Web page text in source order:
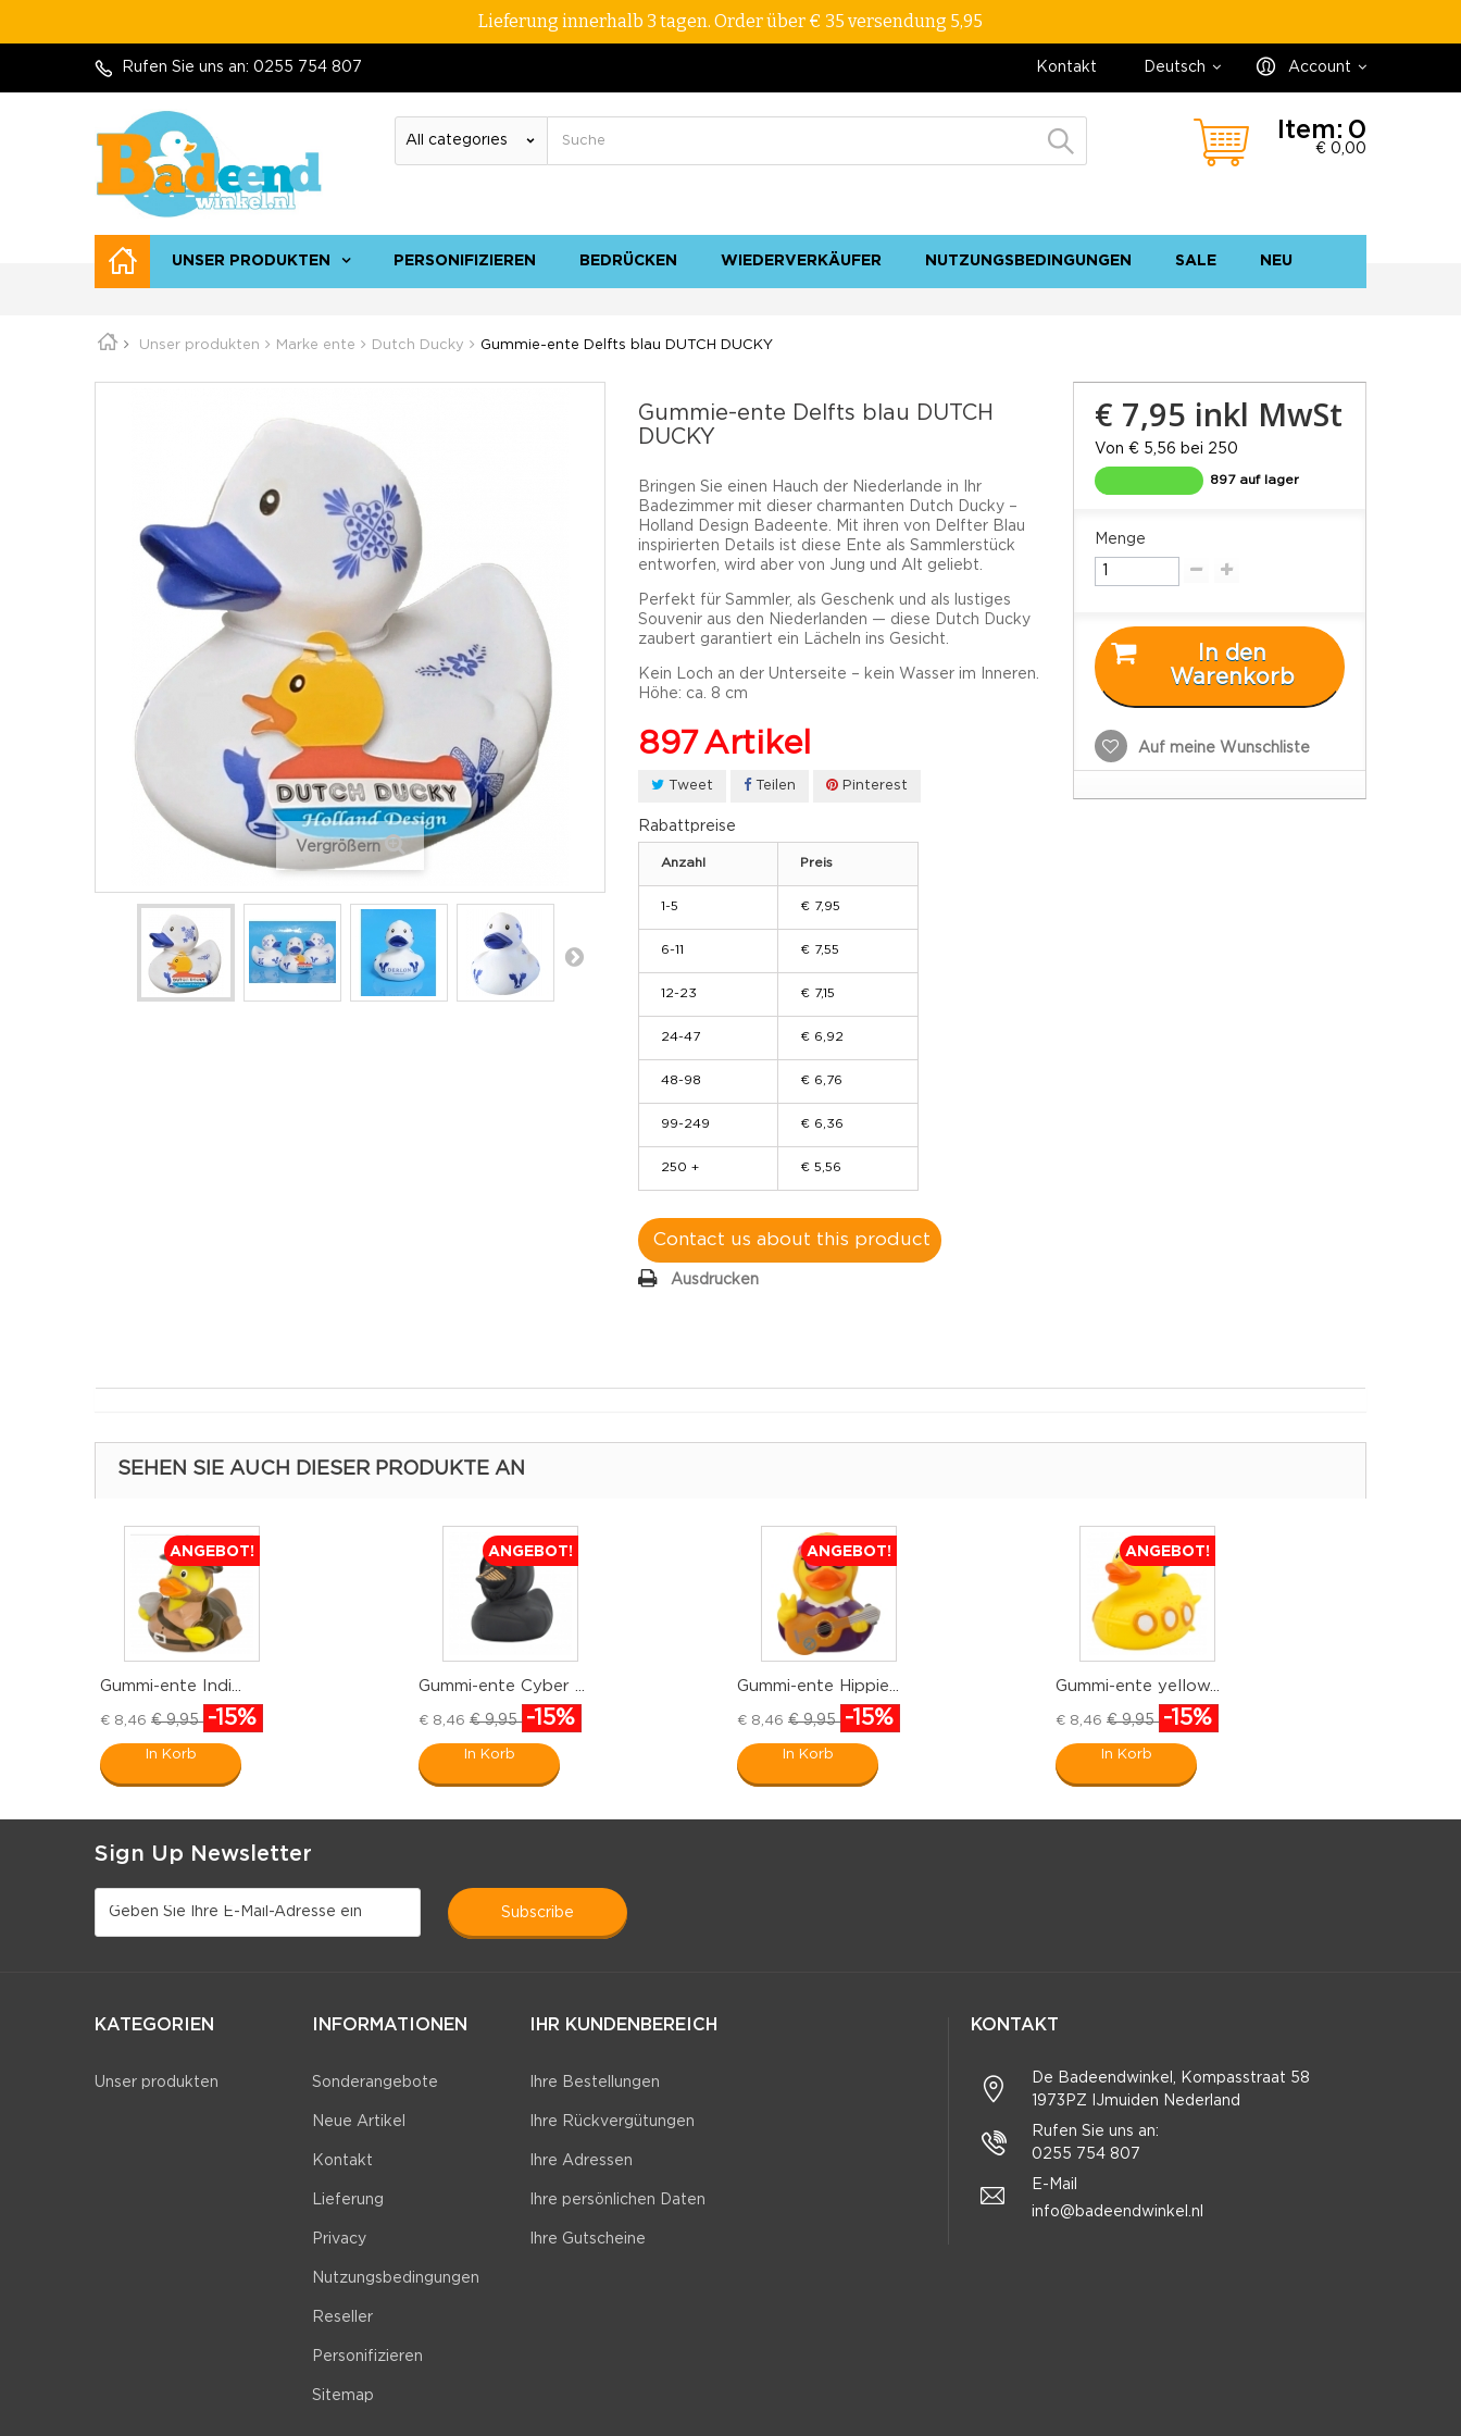
Lieferung innerhalb 3 tagen. Order über € 35 versendung 5,95
Account
Deutsch
Kontakt
Rufen Sie uns an: 0255 754 807
Item: 0
€ 0,00
UNSER PRODUKTEN PERSONIFIZIEREN BEDRÜCKEN WIEDERVERKÄUFER NUTZUNGSBEDINGUNGEN SALE NEU
Unser produkten Marke ente Dutch Ducky Gummie-ente Delfts blau DUTCH DUCKY
Vergrößern
Gummie-ente Delfts blau DUTCH
DUCKY
Bringen Sie einen Hauch der Niederlande in Ihr
Badezimmer mit dieser charmanten
Dutch Ducky –
Holland Design Badeente. Mit ihren von Delfter Blau
inspirierten Details ist diese Ente als Sammlerstück
entworfen, wird aber von Jung und Alt geliebt.
Perfekt für Sammler, als Geschenk und als
lustiges
Souvenir aus den Niederlanden — diese Dutch Ducky
zaubert garantiert ein Lächeln ins Gesicht
Kein Loch an der Unterseite – kein Wasser im Inneren.
Höhe: ca. 8 cm
897 Artikel
Tweet Teilen Pinterest
Rabattpreise
Anzahl Preis
1-5 € 7,95
6-11 € 7,55
12-23 € 7,15
24-47 € 6,92
48-98 € 6,76
99-249 € 6,36
250 + € 5,56
Contact us about this product
Ausdrucken
€ 7,95 inkl MwSt
Von € 5,56 bei 250
897 auf lager
Menge
In den
Warenkorb
Auf meine Wunschliste
SEHEN SIE AUCH DIESER PRODUKTE AN
ANGEBOT!
Gummi-ente Indi...
€ 8,46 € 9,95 -15%
In Korb
ANGEBOT!
Gummi-ente Cyber ...
€ 8,46 € 9,95 -15%
In Korb
ANGEBOT!
Gummi-ente Hippie...
€ 8,46 € 9,95 -15%
In Korb
ANGEBOT!
Gummi-ente yellow...
€ 8,46 € 9,95 -15%
In Korb
Sign Up Newsletter
subscribe
KATEGORIEN
Unser produkten
INFORMATIONEN
Sonderangebote
Neue Artikel
Kontakt
Lieferung
Privacy
Nutzungsbedingungen
Reseller
Personifizieren
Sitemap
IHR KUNDENBEREICH
Ihre Bestellungen
Ihre Rückvergütungen
Ihre Adressen
Ihre persönlichen Daten
Ihre Gutscheine
KONTAKT
De Badeendwinkel, Kompasstraat 58
1973PZ IJmuiden Nederland
Rufen Sie uns an:
0255 754 807
E-Mail
info@badeendwinkel.nl